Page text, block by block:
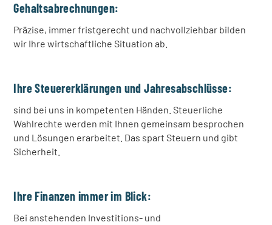
Gehaltsabrechnungen:
Präzise, immer fristgerecht und nachvollziehbar bilden
wir Ihre wirtschaftliche Situation ab.
Ihre Steuererklärungen und Jahresabschlüsse:
sind bei uns in kompetenten Händen. Steuerliche
Wahlrechte werden mit Ihnen gemeinsam besprochen
und Lösungen erarbeitet. Das spart Steuern und gibt
Sicherheit.
Ihre Finanzen immer im Blick:
Bei anstehenden Investitions- und